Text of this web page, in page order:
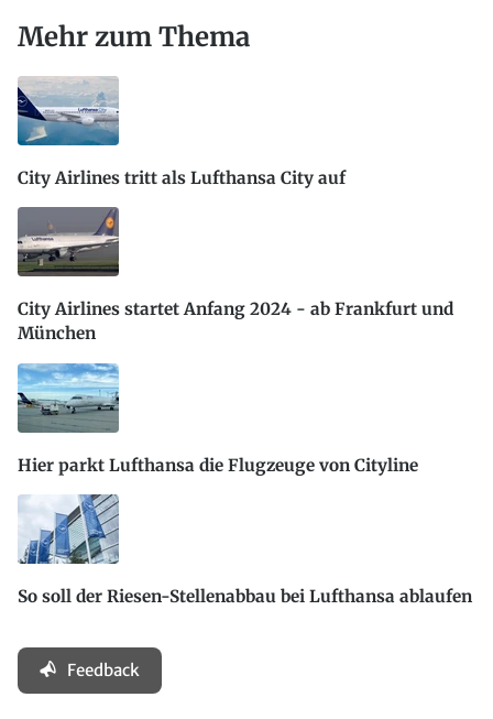
Mehr zum Thema
City Airlines tritt als Lufthansa City auf
City Airlines startet Anfang 2024 - ab Frankfurt und
München
Hier parkt Lufthansa die Flugzeuge von Cityline
So soll der Riesen-Stellenabbau bei Lufthansa ablaufen
Feedback